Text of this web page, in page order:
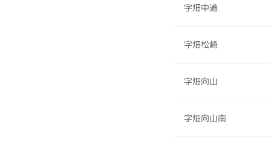
字畑中道
字畑松崎
字畑向山
字畑向山南